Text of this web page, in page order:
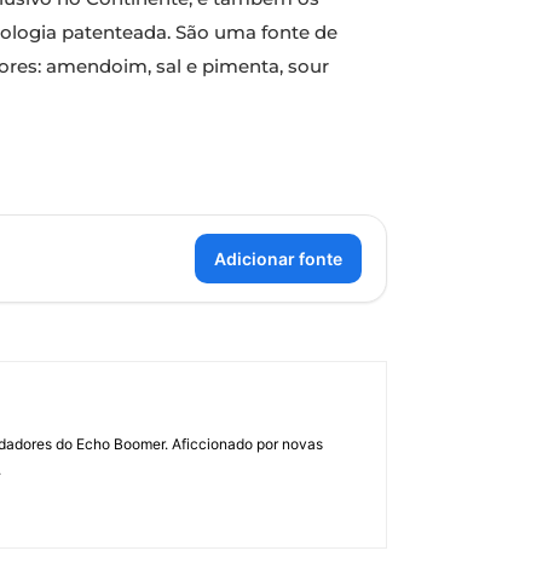
patenteada. São uma fonte de
amendoim, sal e pimenta, sour
Adicionar fonte
do Echo Boomer. Aficcionado por novas